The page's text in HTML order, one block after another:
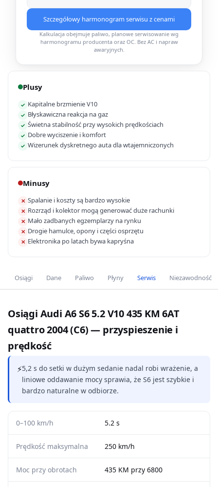
Szczegółowy harmonogram serwisu z cenami
Kalkulacja obejmuje paliwo, planowe serwisowanie wg
harmonogramu producenta oraz OC. Bez AC i napraw
awaryjnych.
Plusy
✓ Kapitalne brzmienie V10
✓ Błyskawiczna reakcja na gaz
✓ Świetna stabilność przy wysokich prędkościach
✓ Dobre wyciszenie i komfort
✓ Wizerunek dyskretnego auta dla wtajemniczonych
Minusy
✕ Spalanie i koszty są bardzo wysokie
✕ Rozrząd i kolektor mogą generować duże rachunki
✕ Mało zadbanych egzemplarzy na rynku
✕ Drogie hamulce, opony i części osprzętu
✕ Elektronika po latach bywa kapryśna
Osiągi Dane Paliwo Płyny Serwis Niezawodność
Osiągi Audi A6 S6 5.2 V10 435 KM 6AT
quattro 2004 (C6) — przyspieszenie i
prędkość
⚡5,2 s do setki w dużym sedanie nadal robi wrażenie, a
liniowe oddawanie mocy sprawia, że S6 jest szybkie i
bardzo naturalne w odbiorze.
0–100 km/h 5.2 s
Prędkość maksymalna 250 km/h
Moc przy obrotach 435 KM przy 6800